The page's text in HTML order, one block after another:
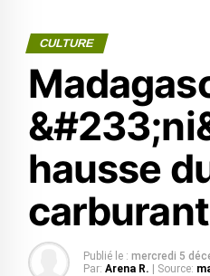
CULTURE
hausse
Publié le : mercredi 5
Par: Arena R. | Source: